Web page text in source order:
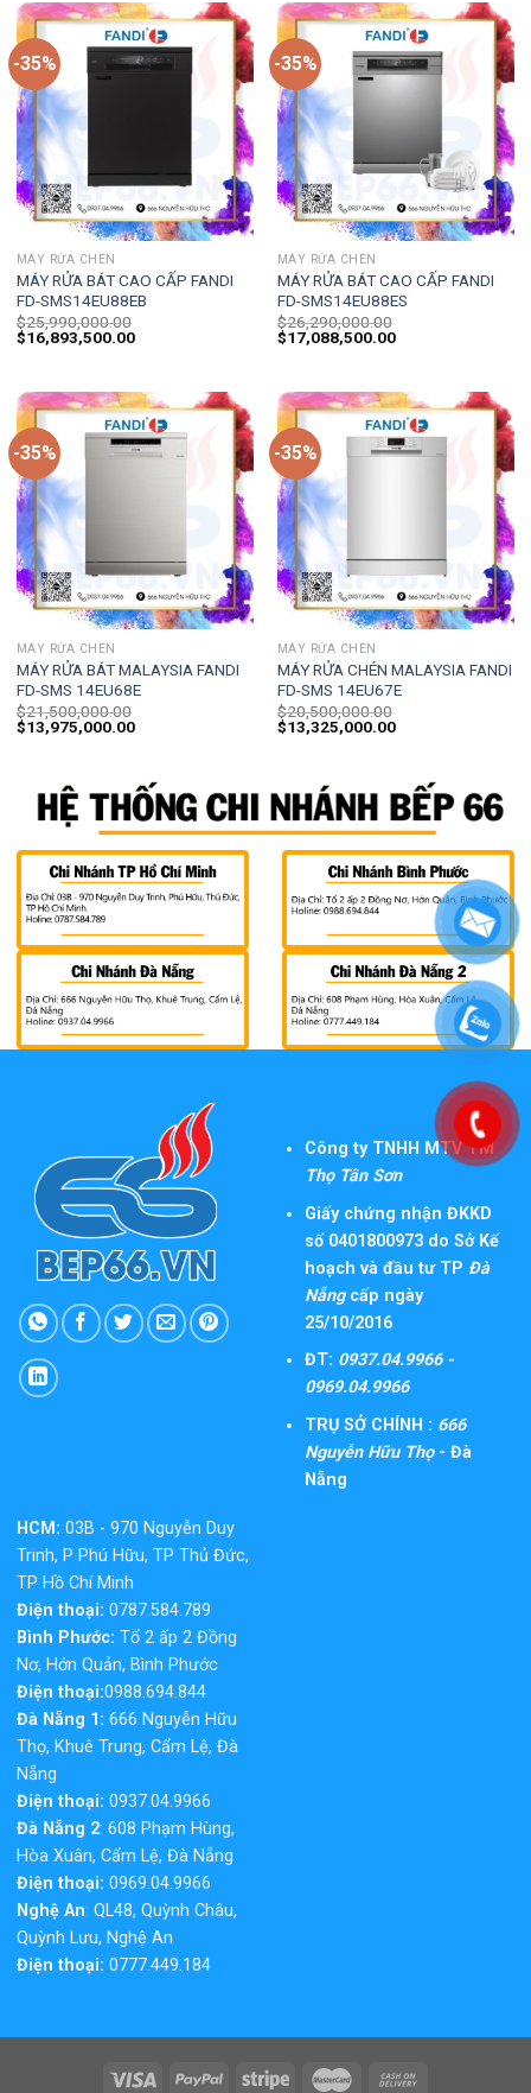
-35%
MÁY RỬA CHÉN
MÁY RỬA BÁT CAO CẤP FANDI
FD-SMS14EU88EB
$25,990,000.00
$16,893,500.00
-35%
MÁY RỬA CHÉN
MÁY RỬA BÁT CAO CẤP FANDI
FD-SMS14EU88ES
$26,290,000.00
$17,088,500.00
-35%
MÁY RỬA CHÉN
MÁY RỬA BÁT MALAYSIA FANDI
FD-SMS 14EU68E
$21,500,000.00
$13,975,000.00
-35%
MÁY RỬA CHÉN
MÁY RỬA CHÉN MALAYSIA FANDI
FD-SMS 14EU67E
$20,500,000.00
$13,325,000.00
Công ty TNHH MTV TM
Thọ Tân Sơn
Giấy chứng nhận ĐKKD
số 0401800973 do Sở Kế
hoạch và đầu tư TP Đà
Nẵngcấp ngày
25/10/2016
ĐT: 0937.04.9966 -
0969.04.9966
TRỤ SỞ CHÍNH : 666
Nguyễn Hữu Thọ- Đà
Nẵng
HCM: 03B - 970 Nguyễn Duy
Trinh, P Phú Hữu, TP Thủ Đức,
TP Hồ Chí Minh
Điện thoại: 0787.584.789
Bình Phước: Tổ 2 ấp 2 Đồng
Nơ, Hớn Quản, Bình Phước
Điện thoại:0988.694.844
Đà Nẵng 1: 666 Nguyễn Hữu
Thọ, Khuê Trung, Cẩm Lệ, Đà
Nẵng
Điện thoại: 0937.04.9966
Đà Nẵng 2: 608 Phạm Hùng,
Hòa Xuân, Cẩm Lệ, Đà Nẵng
Điện thoại: 0969.04.9966
Nghệ An: QL48, Quỳnh Châu,
Quỳnh Lưu, Nghệ An
Điện thoại: 0777.449.184